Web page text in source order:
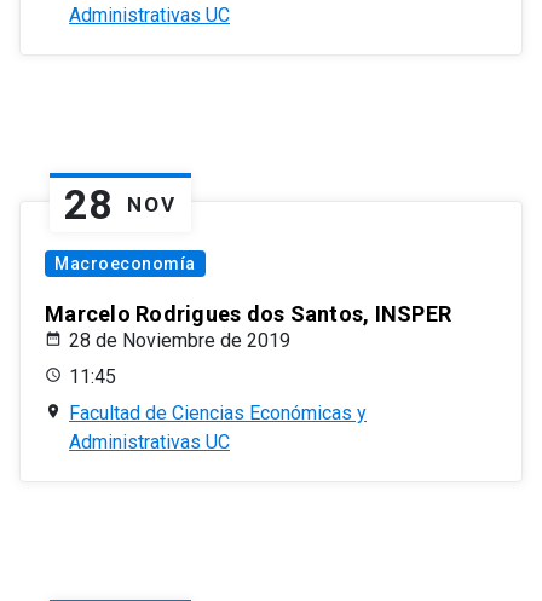
Administrativas UC
28 NOV
Macroeconomía
Marcelo Rodrigues dos Santos, INSPER
28 de Noviembre de 2019
11:45
Facultad de Ciencias Económicas y
Administrativas UC